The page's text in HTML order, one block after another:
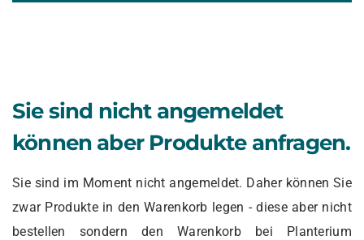
Sie sind nicht angemeldet
können aber Produkte anfragen.
Sie sind im Moment nicht angemeldet. Daher können Sie
zwar Produkte in den Warenkorb legen - diese aber nicht
bestellen sondern den Warenkorb bei Planterium